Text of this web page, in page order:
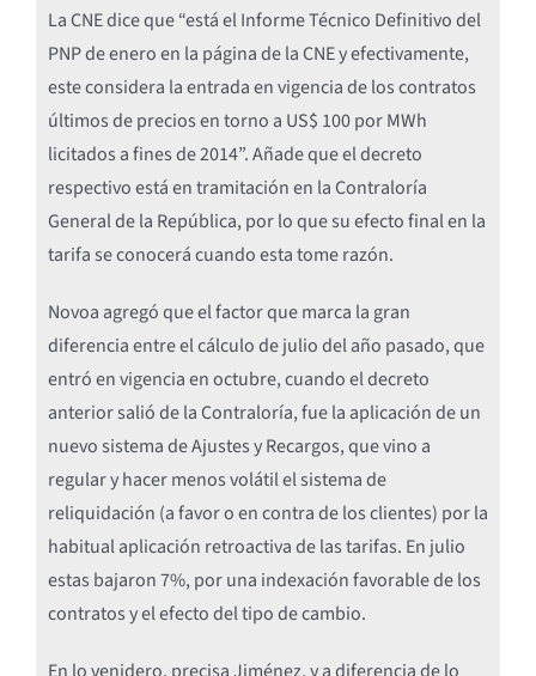
La CNE dice que “está el Informe Técnico Definitivo del
PNP de enero en la página de la CNE y efectivamente,
este considera la entrada en vigencia de los contratos
últimos de precios en torno a US$ 100 por MWh
licitados a fines de 2014”. Añade que el decreto
respectivo está en tramitación en la Contraloría
General de la República, por lo que su efecto final en la
tarifa se conocerá cuando esta tome razón.
Novoa agregó que el factor que marca la gran
diferencia entre el cálculo de julio del año pasado, que
entró en vigencia en octubre, cuando el decreto
anterior salió de la Contraloría, fue la aplicación de un
nuevo sistema de Ajustes y Recargos, que vino a
regular y hacer menos volátil el sistema de
reliquidación (a favor o en contra de los clientes) por la
habitual aplicación retroactiva de las tarifas. En julio
estas bajaron 7%, por una indexación favorable de los
contratos y el efecto del tipo de cambio.